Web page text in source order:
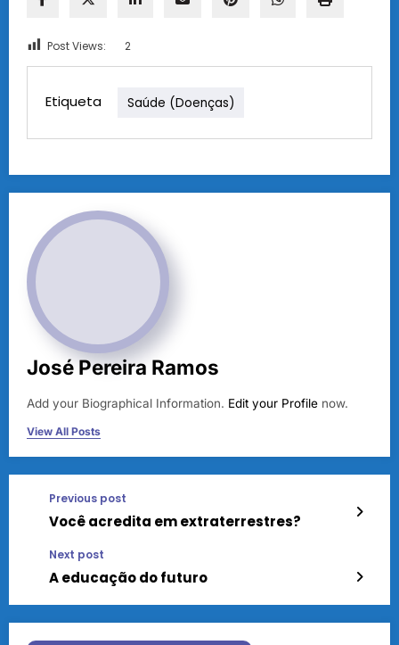
Post Views: 2
Etiqueta Saúde (doenças)
José Pereira Ramos
Add your Biographical Information. Edit your Profile now.
View All Posts
Previous post
Você acredita em extraterrestres?
Next post
A educação do futuro